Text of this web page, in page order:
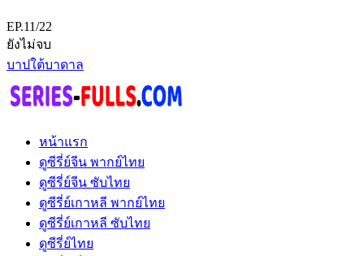
EP.11/22
ยังไม่จบ
บาปใต้บาดาล
หน้าแรก
ดูซีรี่ย์จีน พากย์ไทย
ดูซีรี่ย์จีน ซับไทย
ดูซีรี่ย์เกาหลี พากย์ไทย
ดูซีรี่ย์เกาหลี ซับไทย
ดูซีรี่ย์ไทย